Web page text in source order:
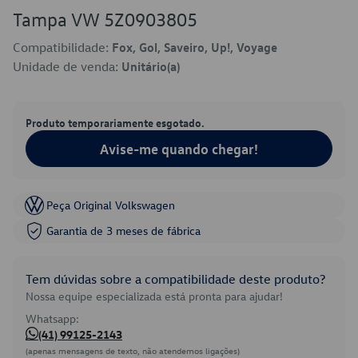
Tampa VW 5Z0903805
Compatibilidade: Fox, Gol, Saveiro, Up!, Voyage
Unidade de venda: Unitário(a)
Produto temporariamente esgotado.
Avise-me quando chegar!
Peça Original Volkswagen
Garantia de 3 meses de fábrica
Tem dúvidas sobre a compatibilidade deste produto?
Nossa equipe especializada está pronta para ajudar!
Whatsapp:
(41) 99125-2143
(apenas mensagens de texto, não atendemos ligações)